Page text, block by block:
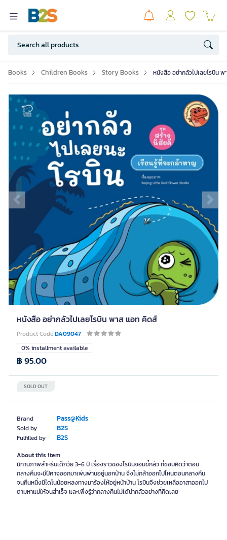
Books Children Books Story Books หนังสือ อย่ากลัวไปเลยโรบิน
Previous slide
หนังสือ อย่ากลัวไปเลยโรบิน พาส แอท คิดส์
Product CodeDA09047
Brand Pass@Kids
Sold by B2S
Fulfilled by B2S
0% installment available
SOLD OUT
฿ 95.00
About this item
นิทานภาพสำหรับเด็กวัย 3-6 ปี เรื่องราวของโรบินจอมขี้กลัว ที่ชอบคิดว่าตอน
กลางคืนจะมีปีศาจออกมาเพ่นพ่านอยู่นอกบ้าน จึงไม่กล้าออกไปไหนตอนกลางคืน
จนคืนหนึ่งมีไดโนน้อยหลงทางมาร้องไห้อยู่หน้าบ้าน โรบินจึงช่วยเหลืออาสาออกไป